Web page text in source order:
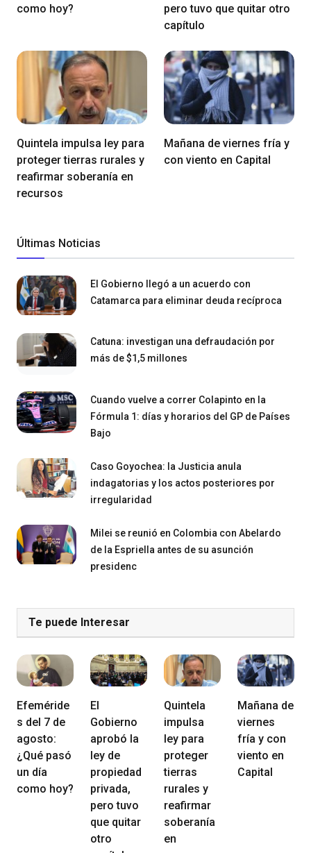
como hoy?
pero tuvo que quitar otro
capítulo
Quintela impulsa ley para
proteger tierras rurales y
reafirmar soberanía en
recursos
Mañana de viernes fría y
con viento en Capital
Últimas Noticias
El Gobierno llegó a un acuerdo con
Catamarca para eliminar deuda recíproca
Catuna: investigan una defraudación por
más de $1,5 millones
Cuando vuelve a correr Colapinto en la
Fórmula 1: días y horarios del GP de Países
Bajo
Caso Goyochea: la Justicia anula
indagatorias y los actos posteriores por
irregularidad
Milei se reunió en Colombia con Abelardo
de la Espriella antes de su asunción
presidenc
Te puede Interesar
Efeméride
s del 7 de
agosto:
¿Qué pasó
un día
como hoy?
El
Gobierno
aprobó la
ley de
propiedad
privada,
pero tuvo
que quitar
otro
Quintela
impulsa
ley para
proteger
tierras
rurales y
reafirmar
soberanía
en
Mañana de
viernes
fría y con
viento en
Capital